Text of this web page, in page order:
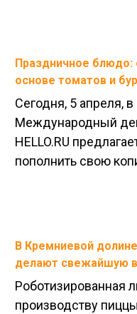
Праздничное блюдо:
основе томатов и
Сегодня, 5 апреля, в
Международный
HELLO.RU
пополнить свою
В Кремниевой
делают свежайшую
Роботизированная
производству